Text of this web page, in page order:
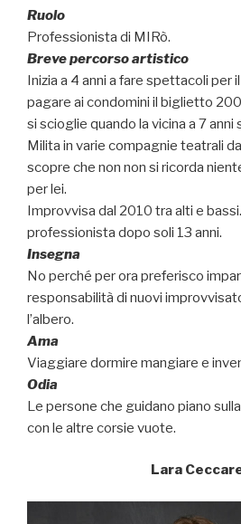
Ruolo
Professionista di MIRò.
Breve percorso artistico
Inizia a 4 anni a fare spettacoli per
pagare ai condomini il biglietto
si scioglie quando la vicina a 7 anni
Milita in varie compagnie teatrali
scopre che non non si ricorda
per lei.
Improvvisa dal 2010 tra alti e
professionista dopo soli 13 anni.
Insegna
No perché per ora preferisco
responsabilità di nuovi
l’albero.
Ama
Viaggiare dormire mangiare e
Odia
Le persone che guidano piano
con le altre corsie vuote.
Lara